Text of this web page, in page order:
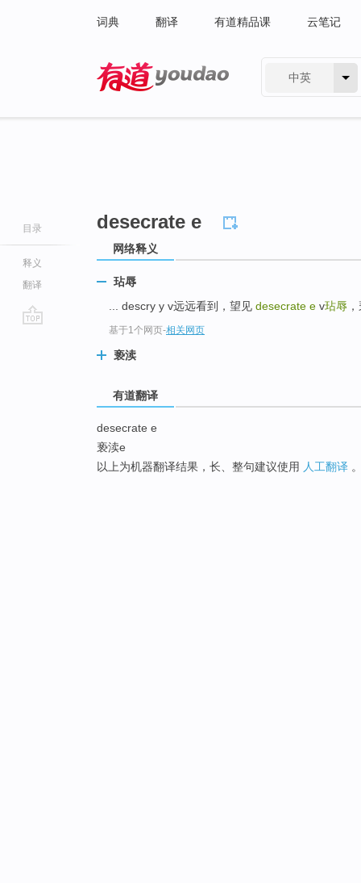
词典 翻译 有道精品课 云笔记
中英
目录
释义
翻译
desecrate e
网络释义
玷辱
... descry y v远远看到，望见 desecrate e v玷辱
基于1个网页-相关网页
亵渎
有道翻译
desecrate e
亵渎e
以上为机器翻译结果，长、整句建议使用 人工翻译